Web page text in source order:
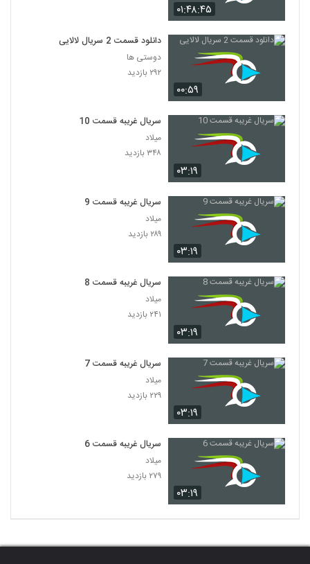
۰۱:۴۸:۴۵
۰۰:۵۹
دانلود قسمت 2 سریال لالایی
دوستی ها
۲۹۲ بازدید
۰۳:۱۹
سریال غریبه قسمت 10
میلاد
۳۴۸ بازدید
۰۳:۱۹
سریال غریبه قسمت 9
میلاد
۲۸۹ بازدید
۰۳:۱۹
سریال غریبه قسمت 8
میلاد
۲۴۱ بازدید
۰۳:۱۹
سریال غریبه قسمت 7
میلاد
۲۲۹ بازدید
۰۳:۱۹
سریال غریبه قسمت 6
میلاد
۲۷۹ بازدید